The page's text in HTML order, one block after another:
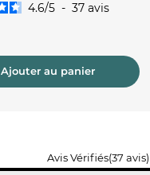
4.6/5 - 37 avis
Ajouter au panier
Avis Vérifiés(37 avis)